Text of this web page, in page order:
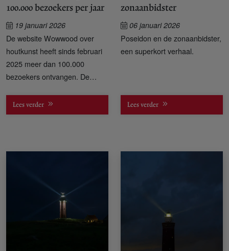
100.000 bezoekers per jaar
19 januari 2026
De website Wowwood over
houtkunst heeft sinds februari
2025 meer dan 100.000
bezoekers ontvangen. De
meer dan 350 mensen per
dag.
Lees verder
zonaanbidster
06 januari 2026
Poseidon en de zonaanbidster,
een superkort verhaal.
Lees verder